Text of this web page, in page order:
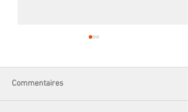
L'atelier broderie
Commentaires